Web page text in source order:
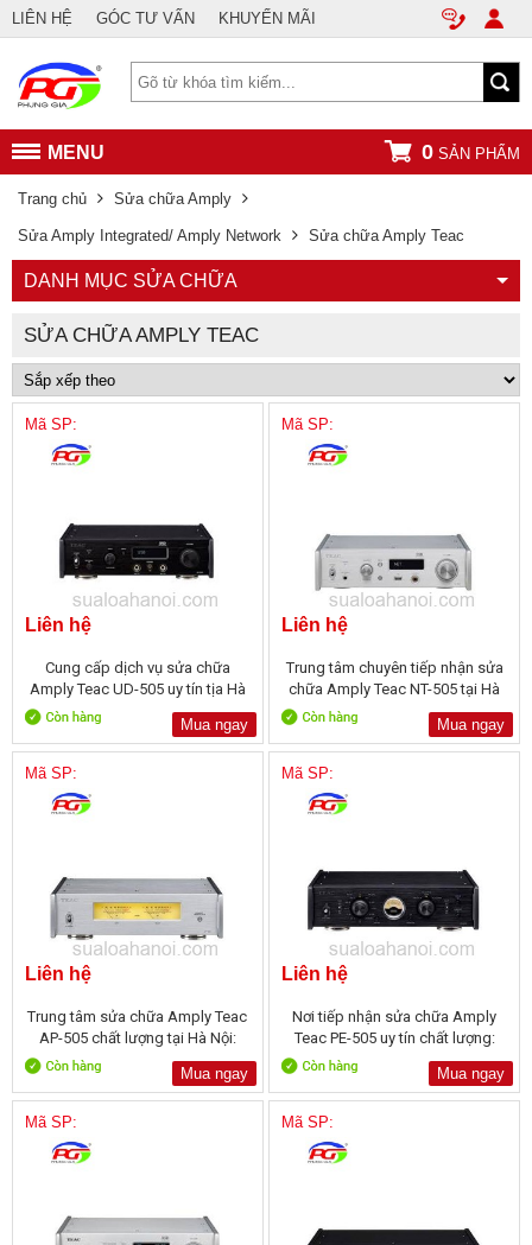
LIÊN HỆ GÓC TƯ VẤN KHUYẾN MÃI
MENU 0 SẢN PHẨM
Trang chủ Sửa chữa Amply
Sửa Amply Integrated/ Amply Network Sửa chữa Amply Teac
DANH MỤC SỬA CHỮA
SỬA CHỮA AMPLY TEAC
Mã SP:
Liên hệ
Cung cấp dịch vụ sửa chữa
Amply Teac UD-505 uy tín tịa Hà
Mua ngay
Mã SP:
Liên hệ
Trung tâm chuyên tiếp nhận sửa
chữa Amply Teac NT-505 tại Hà
Mua ngay
Mã SP:
Liên hệ
Trung tâm sửa chữa Amply Teac
AP-505 chất lượng tại Hà Nội:
Mua ngay
Mã SP:
Liên hệ
Nơi tiếp nhận sửa chữa Amply
Teac PE-505 uy tín chất lượng:
Mua ngay
Mã SP: Mã SP: